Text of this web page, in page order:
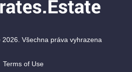
Všechna práva vyhrazena
Terms of Use